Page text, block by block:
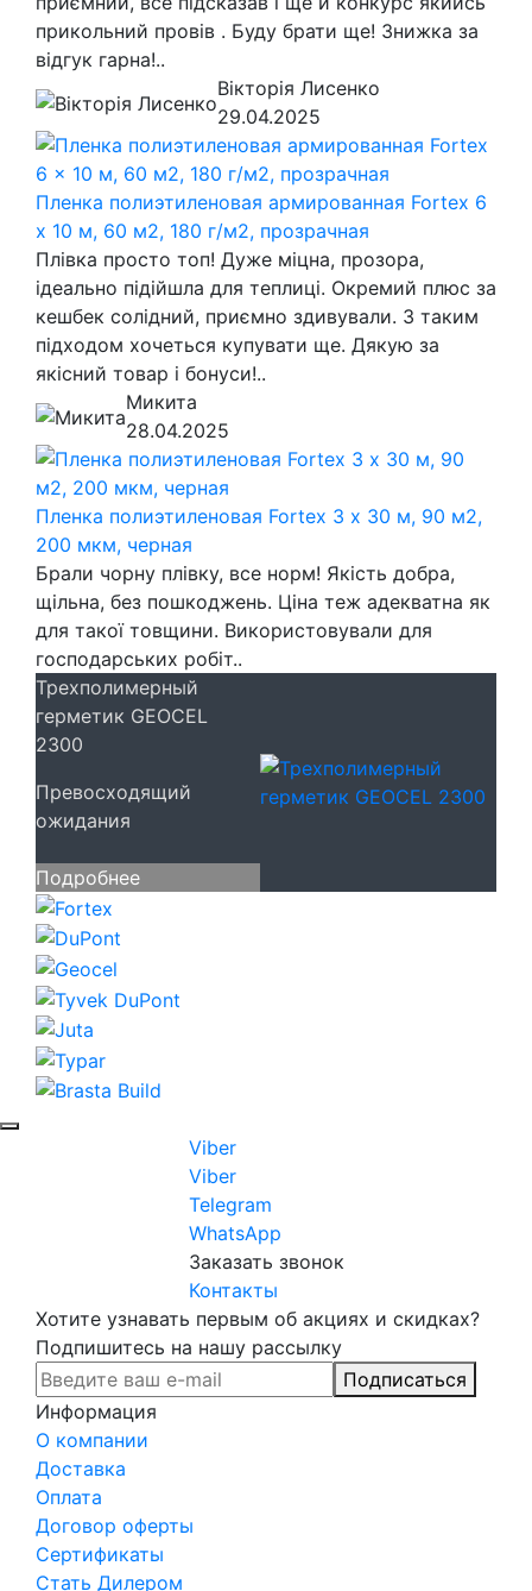
прикольний провів . Буду брати ще! Знижка за
відгук гарна!..
Вікторія Лисенко
29.04.2025
Пленка полиэтиленовая армированная Fortex 6
x 10 м, 60 м2, 180 г/м2, прозрачная
Плівка просто топ! Дуже міцна, прозора,
ідеально підійшла для теплиці. Окремий плюс за
кешбек солідний, приємно здивували. З таким
підходом хочеться купувати ще. Дякую за
якісний товар і бонуси!..
Микита
28.04.2025
Пленка полиэтиленовая Fortex 3 х 30 м, 90 м2,
200 мкм, черная
Брали чорну плівку, все норм! Якість добра,
щільна, без пошкоджень. Ціна теж адекватна як
для такої товщини. Використовували для
господарських робіт..
Трехполимерный
герметик GEOCEL
2300
Превосходящий
ожидания
Подробнее
Viber
Viber
Telegram
WhatsApp
Заказать звонок
Контакты
Хотите узнавать первым об акциях и скидках?
Подпишитесь на нашу рассылку
Подписаться
Информация
О компании
Доставка
Оплата
Договор оферты
Сертификаты
Стать Дилером